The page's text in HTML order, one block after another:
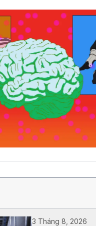
3 Tháng 8, 2026